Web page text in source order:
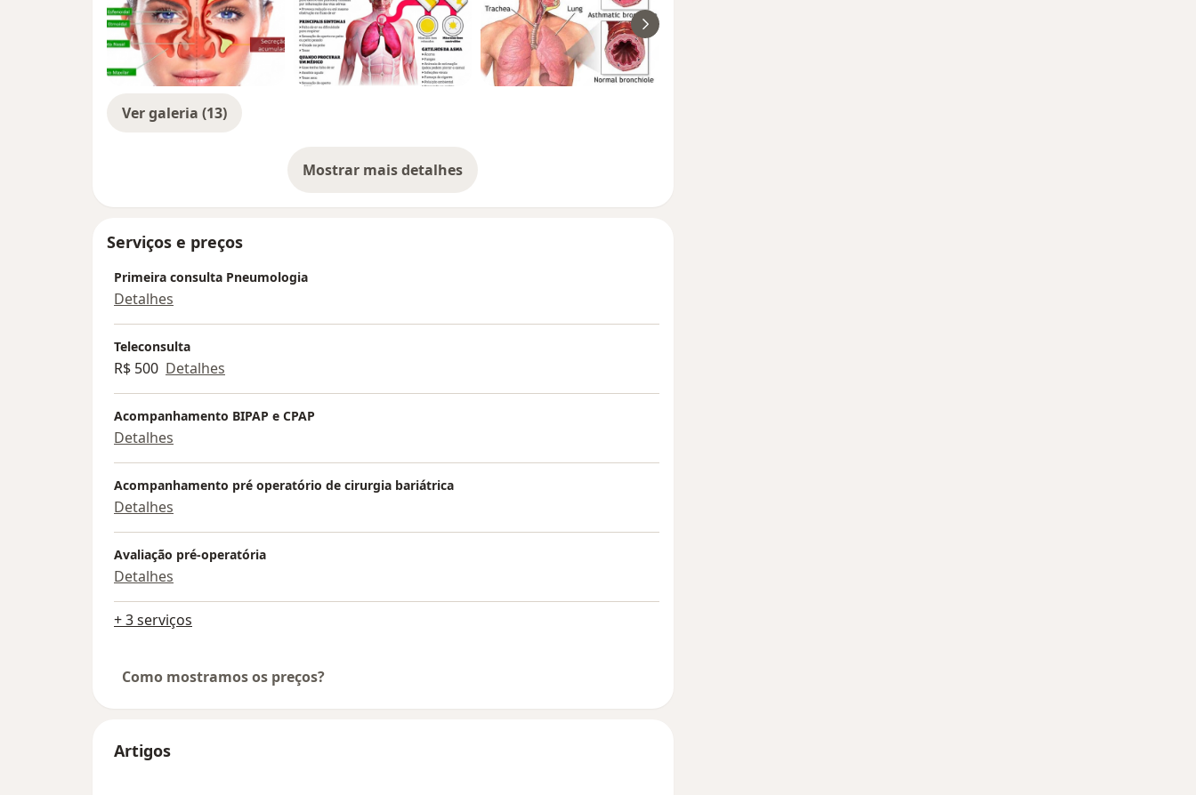
Ver galeria (13)
Mostrar mais detalhes
sobre a experiência
Serviços e preços
Primeira consulta Pneumologia
Detalhes
Teleconsulta
R$ 500 Detalhes
Acompanhamento BIPAP e CPAP
Detalhes
Acompanhamento pré operatório de cirurgia bariátrica
Detalhes
Avaliação pré-operatória
Detalhes
+ 3 serviços
Como mostramos os preços?
Artigos